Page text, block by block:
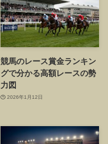
競馬のレース賞金ランキン
グで分かる高額レースの勢
力図
2026年1月12日